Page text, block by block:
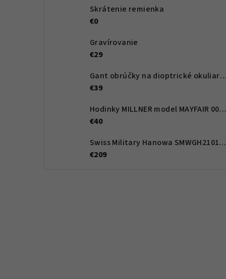
Skrátenie remienka
€0
Gravírovanie
€29
Gant obrúčky na dioptrické okuliare GA4107 068 53 - Dámské
€39
Hodinky MILLNER model MAYFAIR 0010107
€40
Swiss Military Hanowa SMWGH2101660
€209